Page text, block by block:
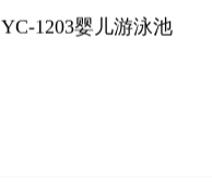
YC-1203婴儿游泳池